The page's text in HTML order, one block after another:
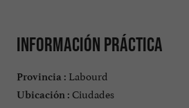
Información práctica
Provincia : Labourd
Ubicación : Ciudades